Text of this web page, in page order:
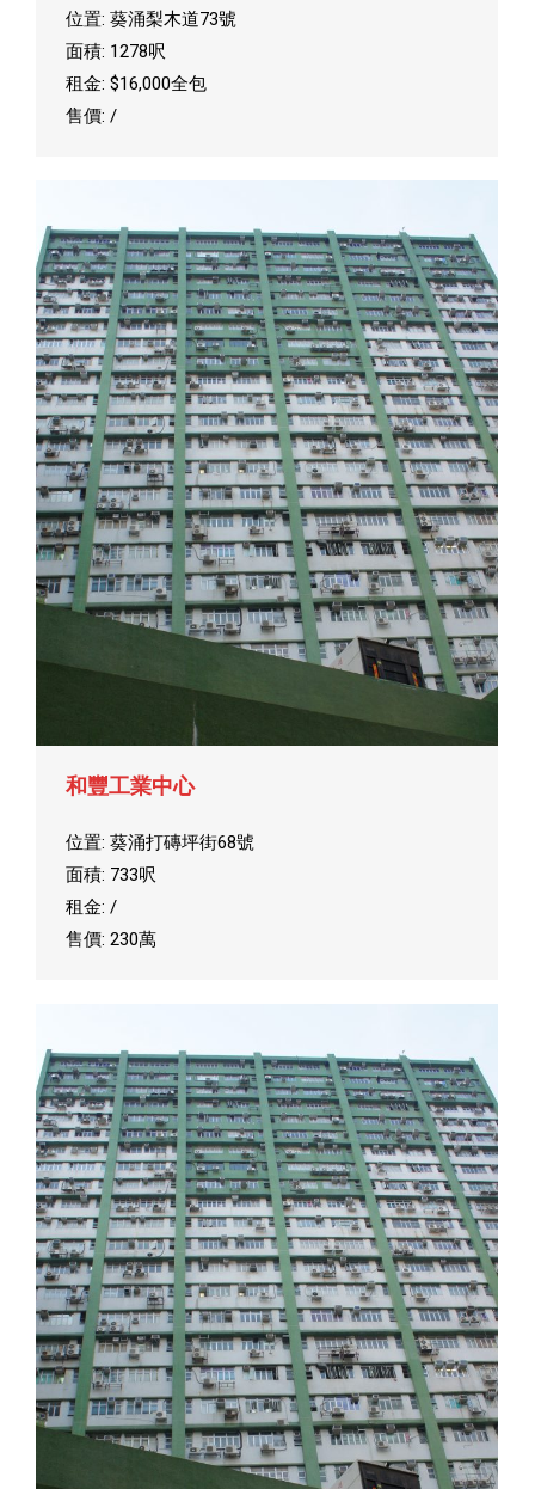
位置: 葵涌梨木道73號
面積: 1278呎
租金: $16,000全包
售價: /
和豐工業中心
位置: 葵涌打磚坪街68號
面積: 733呎
租金: /
售價: 230萬